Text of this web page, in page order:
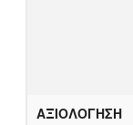
ΑΞΙΟΛΟΓΗΣΗ